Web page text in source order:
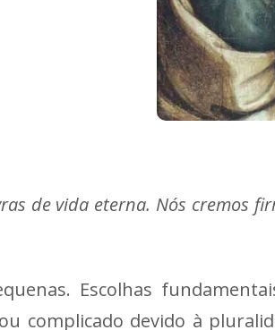
de vida eterna. Nós cremos
Escolhas
complicado devido à